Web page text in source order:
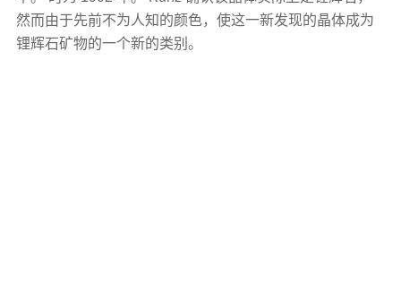
然而由于先前不为人知的颜色，使这一新发现的晶体成为
锂辉石矿物的一个新的类别。